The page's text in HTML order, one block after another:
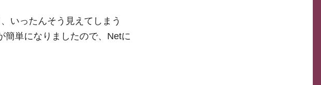
いったんそう見えてしまう
簡単になりましたので、Netに